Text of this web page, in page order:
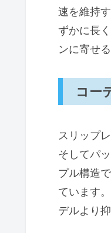
速を維持
ずかに長
ンに寄せ
コー
スリップ
そしてパ
プル構造
ています
デルより